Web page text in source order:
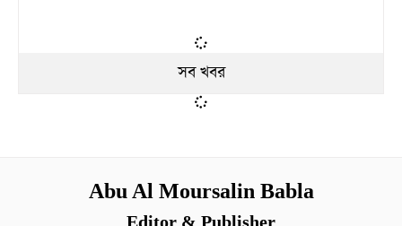
সব খবর
Abu Al Moursalin Babla
Editor & Publisher